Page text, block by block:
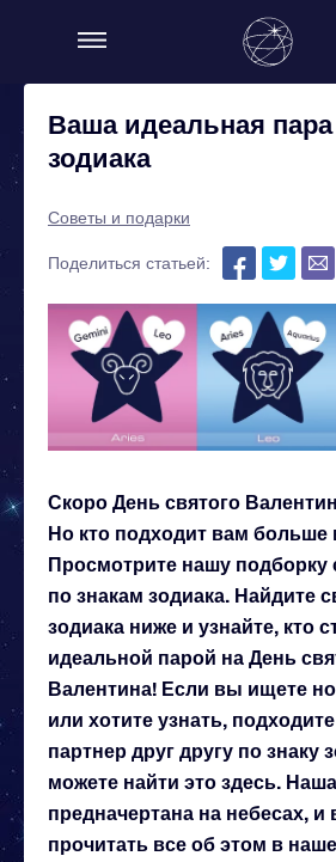
Ваша идеальная пара
зодиака
Советы и подарки
Поделиться статьей:
Скоро День святого
Но кто подходит вам больше
Просмотрите нашу подборку
по знакам зодиака. Найдите
зодиака ниже и узнайте, кто
идеальной парой на День
Валентина! Если вы ищете
или хотите узнать,
партнер друг другу по знаку
можете найти это здесь.
предначертана на небесах,
прочитать все об этом в